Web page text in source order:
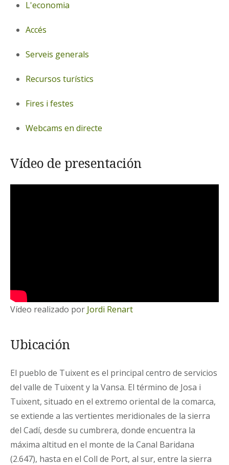
L'economia
Accés
Serveis generals
Recursos turístics
Fires i festes
Webcams en directe
Vídeo de presentación
Vídeo realizado por Jordi Renart
Ubicación
El pueblo de Tuixent es el principal centro de servicios
del valle de Tuixent y la Vansa. El término de Josa i
Tuixent, situado en el extremo oriental de la comarca,
se extiende a las vertientes meridionales de la sierra
del Cadí, desde su cumbrera, donde encuentra la
máxima altitud en el monte de la Canal Baridana
(2.647), hasta en el Coll de Port, al sur, entre la sierra